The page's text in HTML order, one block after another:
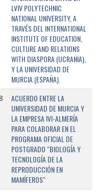
LVIV POLYTECHNIC
NATIONAL UNIVERSITY, A
TRAVÉS DEL INTERNATIONAL
INSTITUTE OF EDUCATION,
CULTURE AND RELATIONS
WITH DIASPORA (UCRANIA),
Y LA UNIVERSIDAD DE
MURCIA (ESPAÑA).
ACUERDO ENTRE LA
UNIVERSIDAD DE MURCIA Y
LA EMPRESA IVI-ALMERÍA
PARA COLABORAR EN EL
PROGRAMA OFICIAL DE
POSTGRADO "BIOLOGÍA Y
TECNOLOGÍA DE LA
REPRODUCCIÓN EN
MAMÍFEROS"